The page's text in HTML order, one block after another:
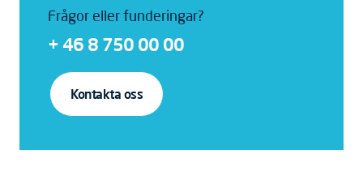
Frågor eller funderingar?
+ 46 8 750 00 00
Kontakta oss